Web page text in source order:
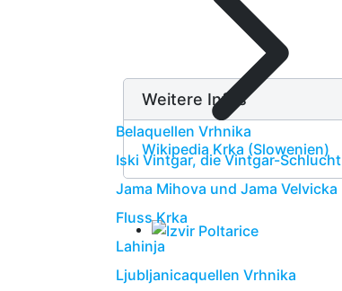
Belaquellen Vrhnika
Iski Vintgar, die Vintgar-Schlucht
Jama Mihova und Jama Velvicka
Fluss Krka
Lahinja
Ljubljanicaquellen Vrhnika
Weitere Infos
Wikipedia Krka (Slowenien)